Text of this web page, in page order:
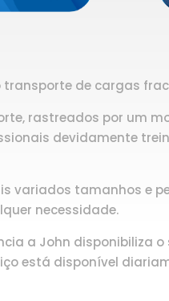
de cargas
rastreados por um
devidamente
variados tamanhos e
necessidade.
a John disponibiliza o
está disponível